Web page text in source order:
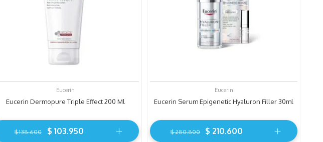
Eucerin
Eucerin Dermopure Triple Effect 200 Ml
$ 138.600 $ 103.950
Eucerin
Eucerin Serum Epigenetic Hyaluron Filler 30ml
$ 280.800 $ 210.600